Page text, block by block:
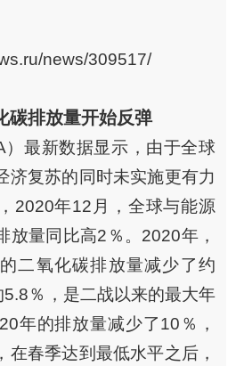
news/309517/
碳排放量开始反弹
）最新数据显示，由于全球
济复苏的同时未实施更有力
2020年12月，全球与能源
放量同比高2％。2020年，
二氧化碳排放量减少了约
％，是二战以来的最大年
年的排放量减少了10％，
在春季达到最低水平之后，